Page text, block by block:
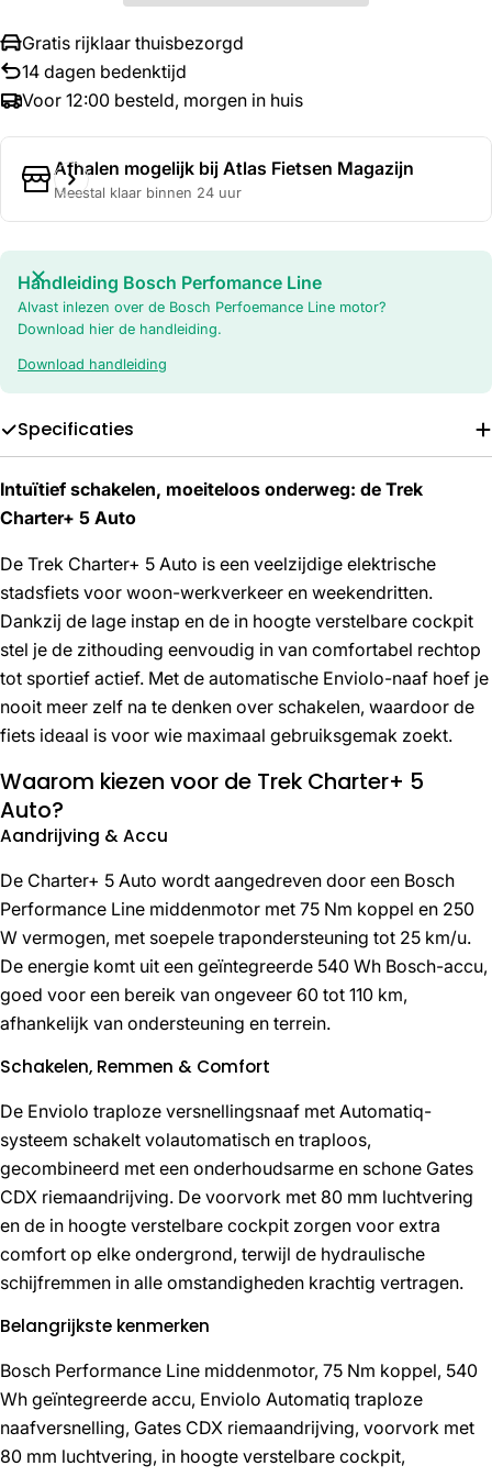
Gratis rijklaar thuisbezorgd
14 dagen bedenktijd
Voor 12:00 besteld, morgen in huis
Afhalen mogelijk bij Atlas Fietsen Magazijn
Meestal klaar binnen 24 uur
Handleiding Bosch Perfomance Line
Alvast inlezen over de Bosch Perfoemance Line motor?
Download hier de handleiding.
Download handleiding
Specificaties
Intuïtief schakelen, moeiteloos onderweg: de Trek
Charter+ 5 Auto
De Trek Charter+ 5 Auto is een veelzijdige elektrische
stadsfiets voor woon-werkverkeer en weekendritten.
Dankzij de lage instap en de in hoogte verstelbare cockpit
stel je de zithouding eenvoudig in van comfortabel rechtop
tot sportief actief. Met de automatische Enviolo-naaf hoef je
nooit meer zelf na te denken over schakelen, waardoor de
fiets ideaal is voor wie maximaal gebruiksgemak zoekt.
Waarom kiezen voor de Trek Charter+ 5
Auto?
Aandrijving & Accu
De Charter+ 5 Auto wordt aangedreven door een Bosch
Performance Line middenmotor met 75 Nm koppel en 250
W vermogen, met soepele trapondersteuning tot 25 km/u.
De energie komt uit een geïntegreerde 540 Wh Bosch-accu,
goed voor een bereik van ongeveer 60 tot 110 km,
afhankelijk van ondersteuning en terrein.
Schakelen, Remmen & Comfort
De Enviolo traploze versnellingsnaaf met Automatiq-
systeem schakelt volautomatisch en traploos,
gecombineerd met een onderhoudsarme en schone Gates
CDX riemaandrijving. De voorvork met 80 mm luchtvering
en de in hoogte verstelbare cockpit zorgen voor extra
comfort op elke ondergrond, terwijl de hydraulische
schijfremmen in alle omstandigheden krachtig vertragen.
Belangrijkste kenmerken
Bosch Performance Line middenmotor, 75 Nm koppel, 540
Wh geïntegreerde accu, Enviolo Automatiq traploze
naafversnelling, Gates CDX riemaandrijving, voorvork met
80 mm luchtvering, in hoogte verstelbare cockpit,